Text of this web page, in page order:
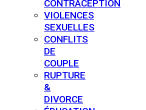
CONTRACEPTION
VIOLENCES
SEXUELLES
CONFLITS
DE
COUPLE
RUPTURE
&
DIVORCE